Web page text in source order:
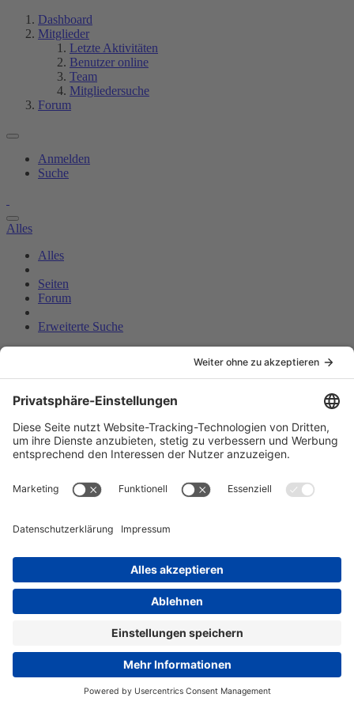
Dashboard
Mitglieder
Letzte Aktivitäten
Benutzer online
Team
Mitgliedersuche
Forum
Anmelden
Suche
Alles
Alles
Seiten
Forum
Erweiterte Suche
Knight-Rider-Board
Mitglieder
MeaganBqv
Beiträge von MeaganBqv